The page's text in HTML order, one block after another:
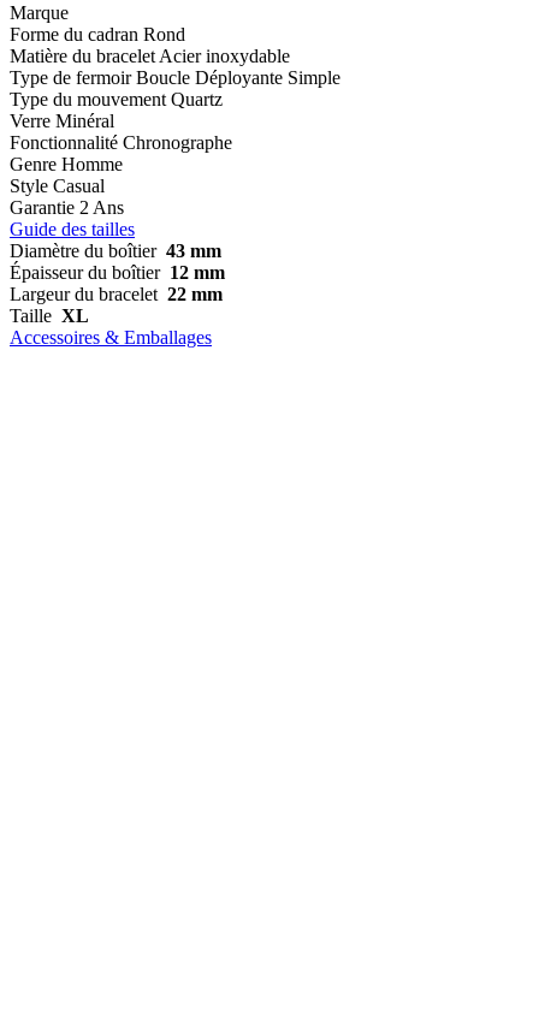
Marque
Forme du cadran Rond
Matière du bracelet Acier inoxydable
Type de fermoir Boucle Déployante Simple
Type du mouvement Quartz
Verre Minéral
Fonctionnalité Chronographe
Genre Homme
Style Casual
Garantie 2 Ans
Guide des tailles
Diamètre du boîtier 43 mm
Épaisseur du boîtier 12 mm
Largeur du bracelet 22 mm
Taille XL
Accessoires & Emballages